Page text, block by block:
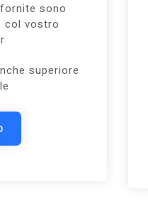
sono
col vostro
superiore